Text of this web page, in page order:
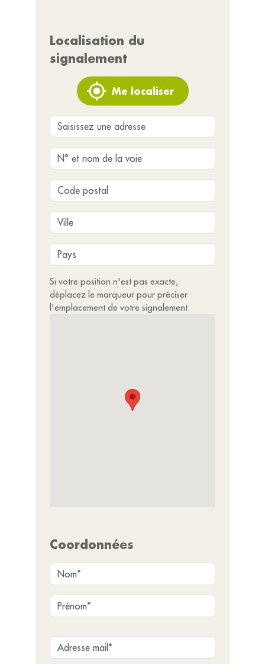
Localisation du
signalement
Me localiser
Si votre position n'est pas exacte,
déplacez le marqueur pour préciser
l'emplacement de votre signalement.
Coordonnées